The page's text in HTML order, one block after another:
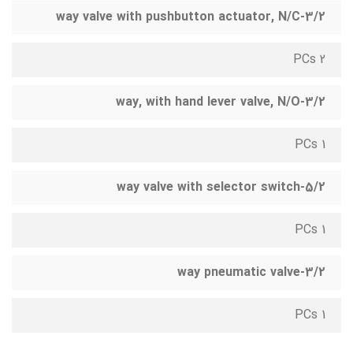
3/2-way valve with pushbutton actuator, N/C
2 PCs
3/2-way, with hand lever valve, N/O
1 PCs
5/2-way valve with selector switch
1 PCs
3/2-way pneumatic valve
1 PCs